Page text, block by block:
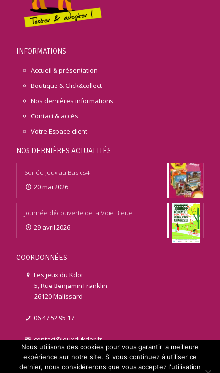
INFORMATIONS
Accueil & présentation
Boutique & Click&collect
Nos dernières informations
Contact & accès
Votre Espace client
NOS DERNIÈRES ACTUALITÉS
Soirée Jeux au Basics4
20 mai 2026
Journée découverte de la Voie Bleue
29 avril 2026
COORDONNÉES
Les jeux du Kdor
5, Rue Benjamin Franklin
26120 Malissard
06 47 52 95 17
contact@jeuxdukdor.fr
Nous utilisons des cookies pour vous garantir la meilleure
expérience sur notre site. Si vous continuez à utiliser ce
dernier, nous considérerons que vous acceptez l'utilisation